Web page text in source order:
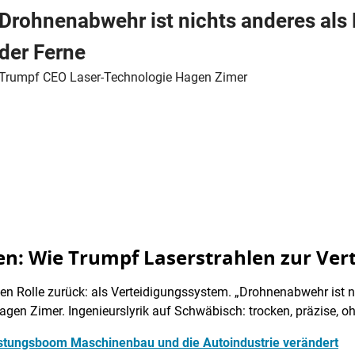
ist nichts anderes
Ferne
CEO Laser-Technologie Hagen Zimer
Wie Trumpf Laserstrahlen zur
Rolle zurück: als Verteidigungssystem. „Drohnenabwehr ist
Zimer. Ingenieurslyrik auf Schwäbisch: trocken, präzise,
Maschinenbau und die Autoindustrie verändert